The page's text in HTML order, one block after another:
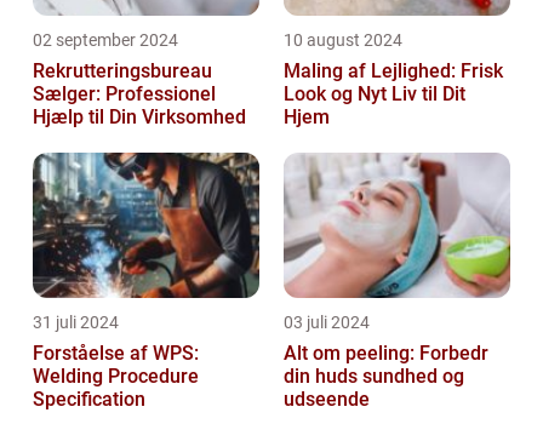
02 september 2024
Rekrutteringsbureau
Sælger: Professionel
Hjælp til Din Virksomhed
10 august 2024
Maling af Lejlighed: Frisk
Look og Nyt Liv til Dit
Hjem
31 juli 2024
Forståelse af WPS:
Welding Procedure
Specification
03 juli 2024
Alt om peeling: Forbedr
din huds sundhed og
udseende